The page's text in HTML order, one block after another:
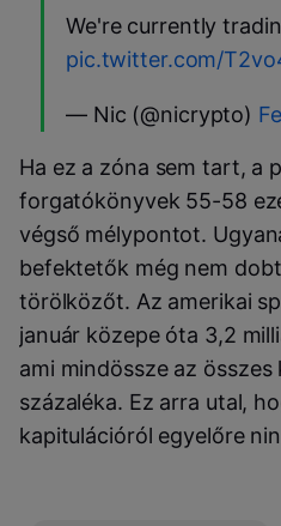
We're currently
pic.twitter.com/
— Nic (@nicrypto)
Ha ez a zóna sem tart, a
forgatókönyvek 55-58
végső mélypontot.
befektetők még nem
törölközőt. Az amerikai
január közepe óta 3,2
ami mindössze az
százaléka. Ez arra utal,
kapitulációról egyelőre